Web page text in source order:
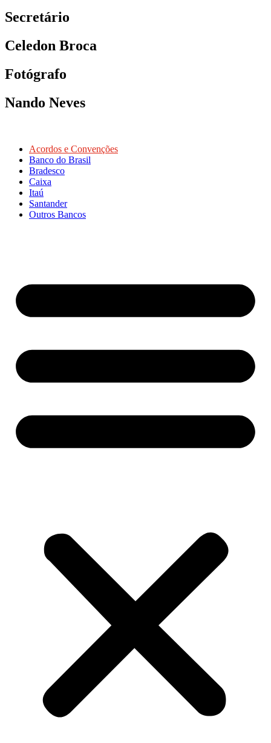
Secretário
Celedon Broca
Fotógrafo
Nando Neves
Acordos e Convenções
Banco do Brasil
Bradesco
Caixa
Itaú
Santander
Outros Bancos